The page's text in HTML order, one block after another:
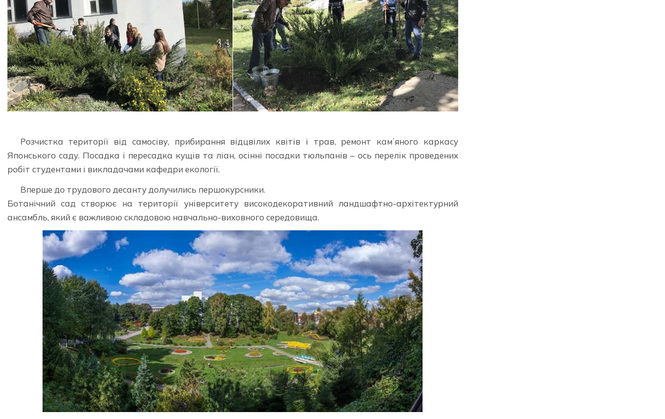
Розчистка території від самосіву, прибирання відцвілих квітів і трав, ремонт камʼяного каркасу
Японського саду. Посадка і пересадка кущів та ліан, осінні посадки тюльпанів – ось перелік проведених
робіт студентами і викладачами кафедри екології.
Вперше до трудового десанту долучились першокурсники.
Ботанічний сад створює на території університету високодекоративний ландшафтно-архітектурний
ансамбль, який є важливою складовою навчально-виховного середовища.